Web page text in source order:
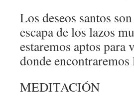
Los deseos santos
escapa de los lazos
estaremos aptos para
donde
MEDITACIÓN